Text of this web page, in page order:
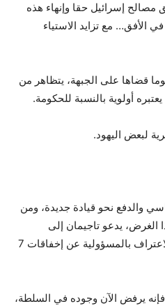
إسرائيل حقا وإنهاء هذه
الأفق… مع تزايد الاستياء
الذي عاد لتوه من 120 يوما قضاها على الجبهة، يتظاهر من
أولوية بالنسبة للحكومة.
لبعض اليهود.
والدفع نحو قيادة جديدة، ومن
الغرض، يدعو تاجيمان إلى
“الوحدة في البلاد والسياسة والاعتراف بالمسؤولية عن إخفاقات 7
فإنه يرفض الآن وجوده في السلطة،